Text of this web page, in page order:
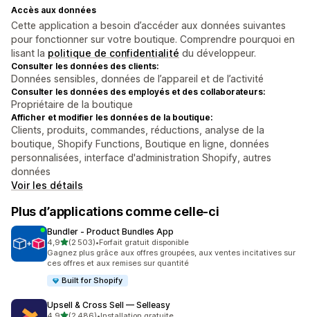
Accès aux données
Cette application a besoin d’accéder aux données suivantes
pour fonctionner sur votre boutique. Comprendre pourquoi en
lisant la politique de confidentialité du développeur.
Consulter les données des clients:
Données sensibles, données de l’appareil et de l’activité
Consulter les données des employés et des collaborateurs:
Propriétaire de la boutique
Afficher et modifier les données de la boutique:
Clients, produits, commandes, réductions, analyse de la
boutique, Shopify Functions, Boutique en ligne, données
personnalisées, interface d'administration Shopify, autres
données
Voir les détails
Plus d’applications comme celle-ci
Bundler ‑ Product Bundles App
4,9étoile(s) sur 5
(2 503)
2503 avis au total
•Forfait gratuit disponible
Gagnez plus grâce aux offres groupées, aux ventes incitatives sur
ces offres et aux remises sur quantité
Built for Shopify
Upsell & Cross Sell — Selleasy
étoile(s) sur 5